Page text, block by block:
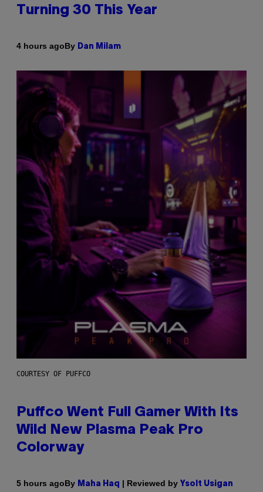
Turning 30 This Year
4 hours agoBy Dan Milam
COURTESY OF PUFFCO
Puffco Went Full Gamer With Its
Wild New Plasma Peak Pro
Colorway
5 hours agoBy Maha Haq | Reviewed by Ysolt Usigan